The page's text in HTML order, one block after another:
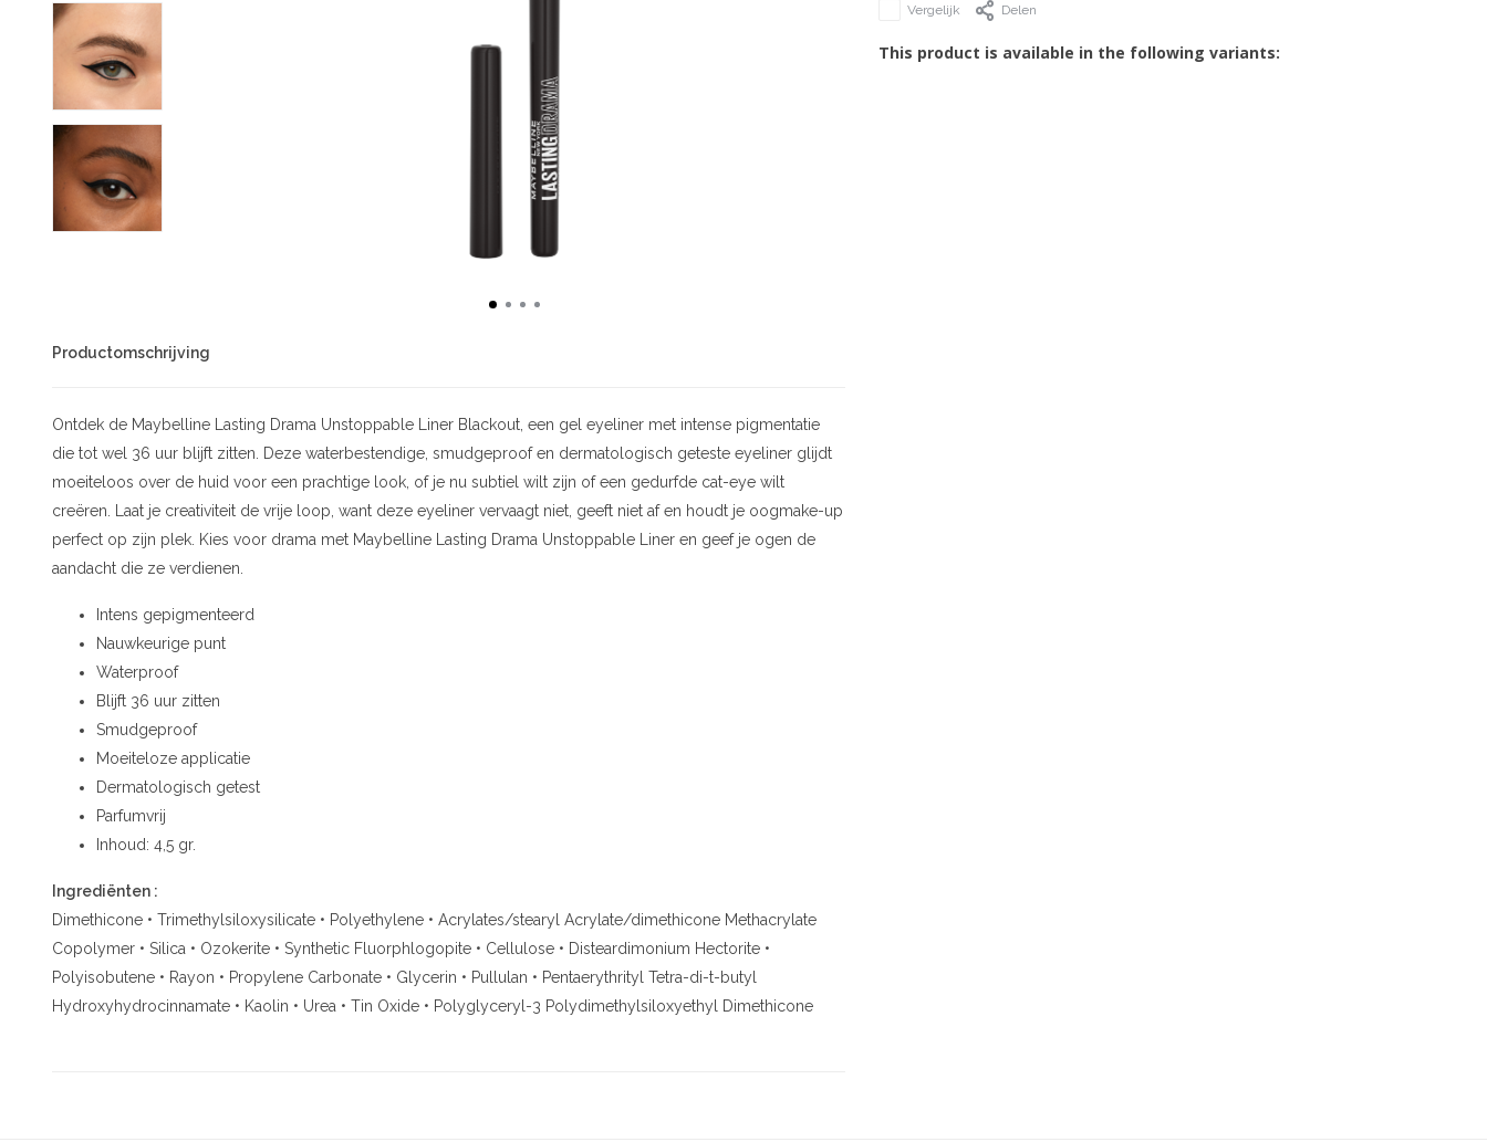
Productomschrijving
Ontdek de Maybelline Lasting Drama Unstoppable Liner Blackout, een gel eyeliner met intense pigmentatie
die tot wel 36 uur blijft zitten. Deze waterbestendige, smudgeproof en dermatologisch geteste eyeliner glijdt
moeiteloos over de huid voor een prachtige look, of je nu subtiel wilt zijn of een gedurfde cat-eye wilt
creëren. Laat je creativiteit de vrije loop, want deze eyeliner vervaagt niet, geeft niet af en houdt je oogmake-up
perfect op zijn plek. Kies voor drama met Maybelline Lasting Drama Unstoppable Liner en geef je ogen de
aandacht die ze verdienen.
Intens gepigmenteerd
Nauwkeurige punt
Waterproof
Blijft 36 uur zitten
Smudgeproof
Moeiteloze applicatie
Dermatologisch getest
Parfumvrij
Inhoud: 4,5 gr.
Ingrediënten :
Dimethicone • Trimethylsiloxysilicate • Polyethylene • Acrylates/stearyl Acrylate/dimethicone Methacrylate
Copolymer • Silica • Ozokerite • Synthetic Fluorphlogopite • Cellulose • Disteardimonium Hectorite •
Polyisobutene • Rayon • Propylene Carbonate • Glycerin • Pullulan • Pentaerythrityl Tetra-di-t-butyl
Hydroxyhydrocinnamate • Kaolin • Urea • Tin Oxide • Polyglyceryl-3 Polydimethylsiloxyethyl Dimethicone
Vergelijk Delen
This product is available in the following variants: